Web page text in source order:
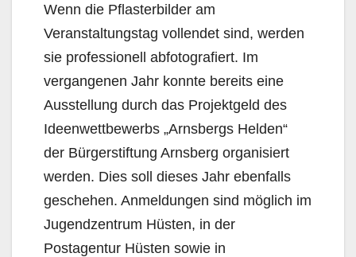
Wenn die Pflasterbilder am
Veranstaltungstag vollendet sind, werden
sie professionell abfotografiert. Im
vergangenen Jahr konnte bereits eine
Ausstellung durch das Projektgeld des
Ideenwettbewerbs „Arnsbergs Helden“
der Bürgerstiftung Arnsberg organisiert
werden. Dies soll dieses Jahr ebenfalls
geschehen. Anmeldungen sind möglich im
Jugendzentrum Hüsten, in der
Postagentur Hüsten sowie in